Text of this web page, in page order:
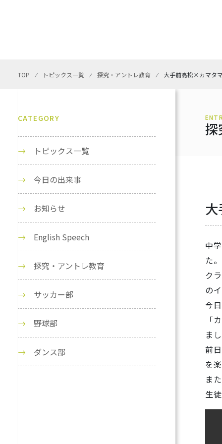
TOP ⁄ トピックス一覧 ⁄ 探究・アントレ教育 ⁄ 大手前高松×カマタ
探
中
た。
ク
の
今
「
ま
前
を
ま
生
CATEGORY
トピックス一覧
今日の出来事
お知らせ
English Speech
探究・アントレ教育
サッカー部
野球部
ダンス部